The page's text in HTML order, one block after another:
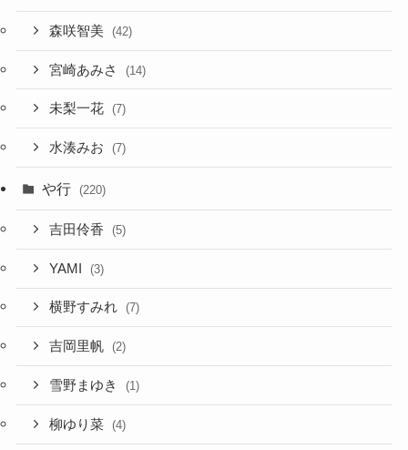
森咲智美 (42)
宮崎あみさ (14)
未梨一花 (7)
水湊みお (7)
や行 (220)
吉田伶香 (5)
YAMI (3)
横野すみれ (7)
吉岡里帆 (2)
雪野まゆき (1)
柳ゆり菜 (4)